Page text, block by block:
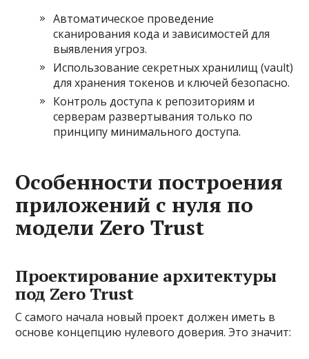
Автоматическое проведение
сканирования кода и зависимостей для
выявления угроз.
Использование секретных хранилищ (vault)
для хранения токенов и ключей безопасно.
Контроль доступа к репозиториям и
серверам развертывания только по
принципу минимального доступа.
Особенности построения
приложений с нуля по
модели Zero Trust
Проектирование архитектуры
под Zero Trust
С самого начала новый проект должен иметь в
основе концепцию нулевого доверия. Это значит: